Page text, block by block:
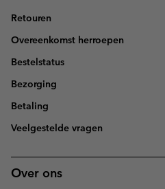
Retouren
Overeenkomst herroepen
Bestelstatus
Bezorging
Betaling
Veelgestelde vragen
Over ons